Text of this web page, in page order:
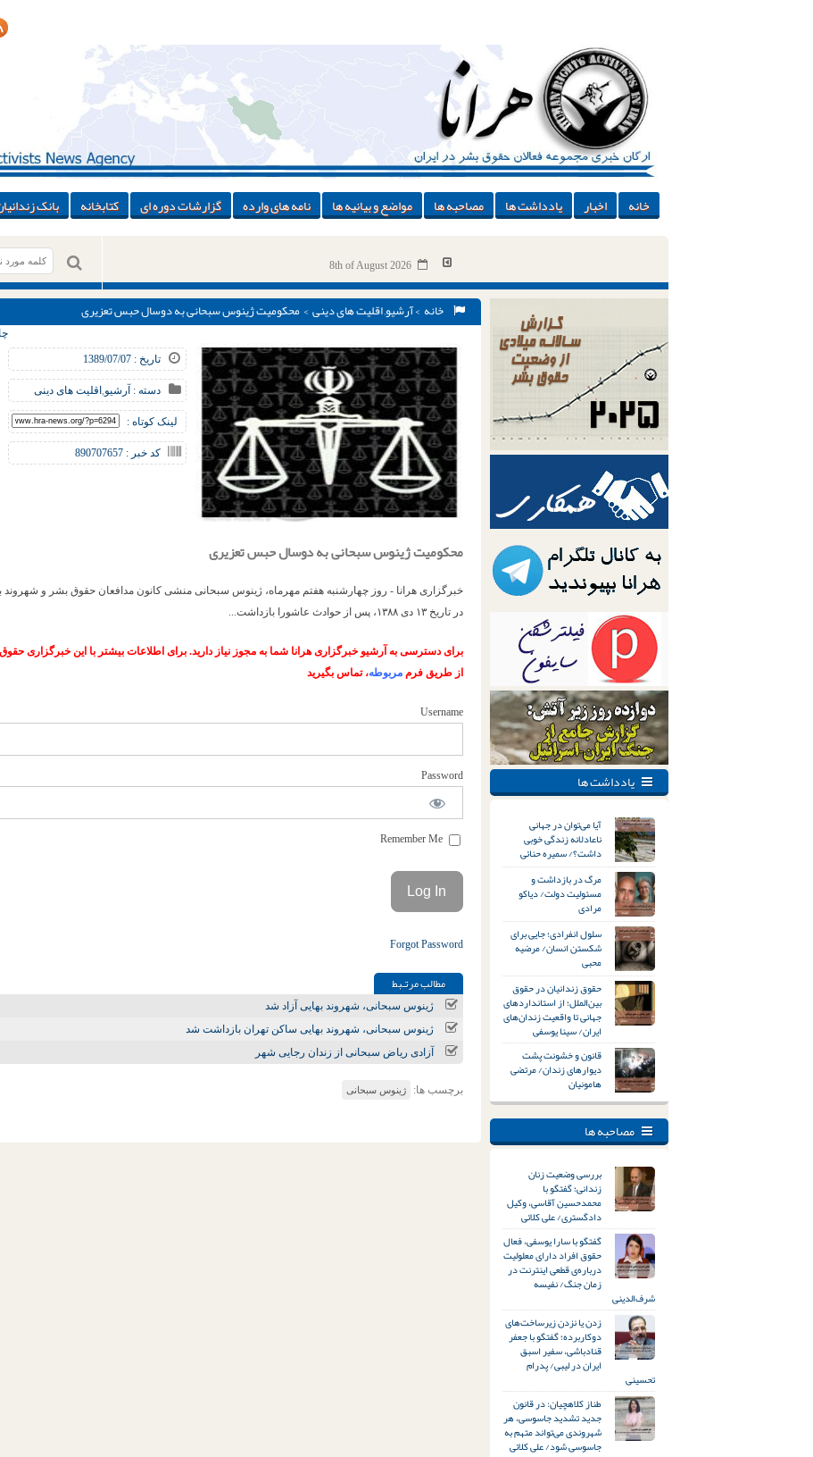
خانه اخبار یادداشت ها مصاحبه ها مواضع و بیانیه ها نامه های وارده گزارشات دوره ای کتابخانه بانک
8th of August 2026
خانه >آرشیو,اقلیت های دینی> محکومیت ژینوس سبحانی به دوسال حبس تعزیری
تاریخ : 1389/07/07
دسته : آرشیو,اقلیت های دینی
لینک کوتاه :
کد خبر : 890707657
محکومیت ژینوس سبحانی به دوسال حبس تعزیری
خبرگزاری هرانا - روز چهارشنبه هفتم مهرماه، ژینوس سبحانی منشی کانون مدافعان حقوق بشر و شهروند
در تاریخ ۱۳ دی ۱۳۸۸، پس از حوادث عاشورا بازداشت...
برای دسترسی به آرشیو خبرگزاری هرانا شما به مجوز نیاز دارید. برای اطلاعات بیشتر با این خبرگزاری
از طریق فرم مربوطه، تماس بگیرید
Username
Password
Forgot Password
مطالب مرتـبط
ژینوس سبحانی، شهروند بهایی آزاد شد
ژینوس سبحانی، شهروند بهایی ساکن تهران بازداشت شد
آزادی ریاض سبحانی از زندان رجایی شهر
برچسب ها: ژینوس سبحانی
یادداشت ها
آیا می‌توان در جهانی
ناعادلانه زندگی خوبی
داشت؟/ سمیره حنائی
مرگ در بازداشت و
مسئولیت دولت/ دیاکو
مرادی
سلول انفرادی؛ جایی برای
شکستن انسان/ مرضیه
محبی
حقوق زندانیان در حقوق
بین‌الملل؛ از استانداردهای
جهانی تا واقعیت زندان‌های
ایران/ سینا یوسفی
قانون و خشونت پشت
دیوارهای زندان/ مرتضی
هامونیان
مصاحبه ها
بررسی وضعیت زنان
زندانی؛ گفتگو با
محمدحسین آقاسی، وکیل
دادگستری/ علی کلائی
گفتگو با سارا یوسفی، فعال
حقوق افراد دارای معلولیت
درباره‌ی قطعی اینترنت در
زمان جنگ/ نفیسه
شرف‌الدینی
زدن یا نزدن زیرساخت‌های
دوکاربرده؛ گفتگو با جعفر
قنادباشی، سفیر اسبق
ایران در لیبی/ پدرام
تحسینی
طناز کلاهچیان: در قانون
جدید تشدید جاسوسی، هر
شهروندی می‌تواند متهم به
جاسوسی شود/ علی کلائی